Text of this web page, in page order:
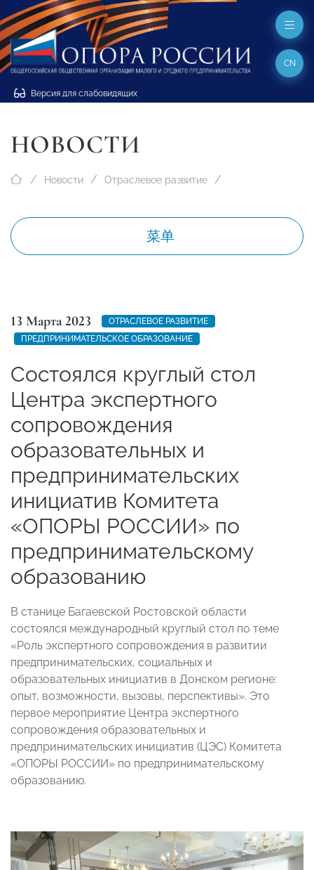
Версия для слабовидящих
CN
НОВОСТИ
Новости Отраслевое развитие
菜单
13 Марта 2023
ОТРАСЛЕВОЕ РАЗВИТИЕ
ПРЕДПРИНИМАТЕЛЬСКОЕ ОБРАЗОВАНИЕ
Состоялся круглый стол
Центра экспертного
сопровождения
образовательных и
предпринимательских
инициатив Комитета
«ОПОРЫ РОССИИ» по
предпринимательскому
образованию
В станице Багаевской Ростовской области
состоялся международный круглый стол по теме
«Роль экспертного сопровождения в развитии
предпринимательских, социальных и
образовательных инициатив в Донском регионе:
опыт, возможности, вызовы, перспективы». Это
первое мероприятие Центра экспертного
сопровождения образовательных и
предпринимательских инициатив (ЦЭС) Комитета
«ОПОРЫ РОССИИ» по предпринимательскому
образованию.